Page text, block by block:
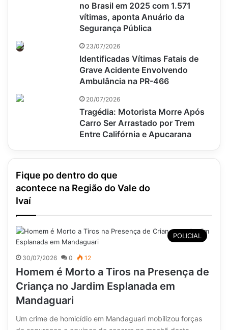
no Brasil em 2025 com 1.571
vítimas, aponta Anuário da
Segurança Pública
23/07/2026
Identificadas Vítimas Fatais de
Grave Acidente Envolvendo
Ambulância na PR-466
20/07/2026
Tragédia: Motorista Morre Após
Carro Ser Arrastado por Trem
Entre Califórnia e Apucarana
Fique po dentro do que
acontece na Região do Vale do
Ivaí
POLICIAL
30/07/2026 0 12
Homem é Morto a Tiros na Presença de
Criança no Jardim Esplanada em
Mandaguari
Um crime de homicídio em Mandaguari mobilizou forças